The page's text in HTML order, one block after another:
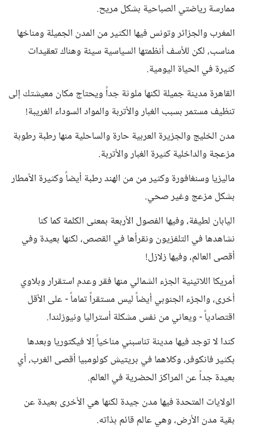
ممارسة رياضتي الصباحية بشكل مريح.
المغرب والجزائر وتونس فيها الكثير من المدن الجميلة ومناخها
مناسب، لكن للأسف أنظمتها السياسية سيئة وهناك تعقيدات
كثيرة في الحياة اليومية.
القاهرة مدينة جميلة لكنها ملوثة جداً ويحتاج مكان معيشتك إلى
تنظيف مستمر بسبب الغبار والأتربة والمواد السوداء الغريبة!
مدن الخليج والجزيرة العربية حارة والساحلية منها رطبة رطوبة
مزعجة والداخلية كثيرة الغبار والأتربة.
ماليزيا وسنغافورة وكثير من من الهند رطبة أيضاً وكثيرة الأمطار
بشكل مزعج وغير صحي.
اليابان لطيفة، وفيها الفصول الأربعة بمعنى الكلمة كما كنا
نشاهدها في التلفزيون ونقرأها في القصص، لكنها بعيدة وفي
أقصى العالم، وفيها زلازل!
أمريكا اللاتينية الجزء الشمالي منها فقر وعدم استقرار وبلاوي
أخرى، والجزء الجنوبي أيضاً ليس مستقراً تماماً - على الأقل
اقتصادياً - ويعاني من نفس مشكلة أستراليا ونيوزلندا.
كندا لا توجد فيها مدينة تناسبني مناخياً إلا فيكتوريا وبعدها
بكثير فانكوفر، وكلاهما في بريتيش كولومبيا أقصى الغرب، أي
بعيدة جداً عن المراكز الحضرية في العالم.
الولايات المتحدة فيها مدن جيدة لكنها هي الأخرى بعيدة عن
بقية مدن الأرض، وهي عالم قائم بذاته.